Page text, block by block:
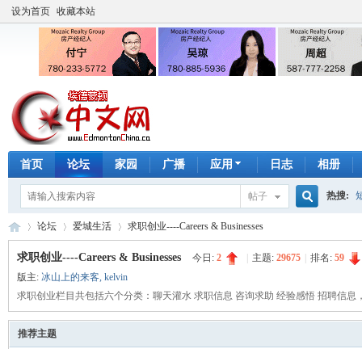
设为首页 收藏本站
首页 论坛 家园 广播 应用 日志 相册
帖子
索
热搜:
埃 »
论坛
›
爱城生活
›
求职创业----Careers & Businesses
求职创业----Careers & Businesses 今日: 2 主题: 29675 排名: 59
版主: 冰山上的来客, kelvin
求职创业栏目共包括六个分类：聊天灌水 求职信息 咨询求助 经验感悟 招聘信
推荐主题